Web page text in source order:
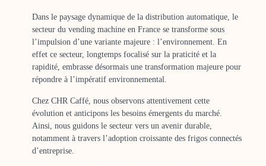
Dans le paysage dynamique de la distribution automatique, le
secteur du vending machine en France se transforme sous
l’impulsion d’une variante majeure : l’environnement. En
effet ce secteur, longtemps focalisé sur la praticité et la
rapidité, embrasse désormais une transformation majeure pour
répondre à l’impératif environnemental.
Chez CHR Caffé, nous observons attentivement cette
évolution et anticipons les besoins émergents du marché.
Ainsi, nous guidons le secteur vers un avenir durable,
notamment à travers l’adoption croissante des frigos connectés
d’entreprise.